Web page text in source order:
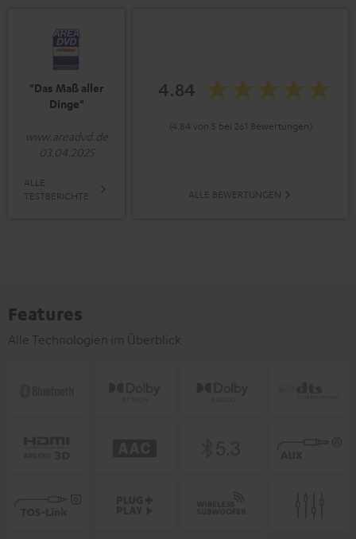
"Das Maß aller
Dinge"
www.areadvd.de
03.04.2025
ALLE
TESTBERICHTE
4.84
(4.84 von 5 bei 261 Bewertungen)
ALLE BEWERTUNGEN
Features
Alle Technologien im Überblick